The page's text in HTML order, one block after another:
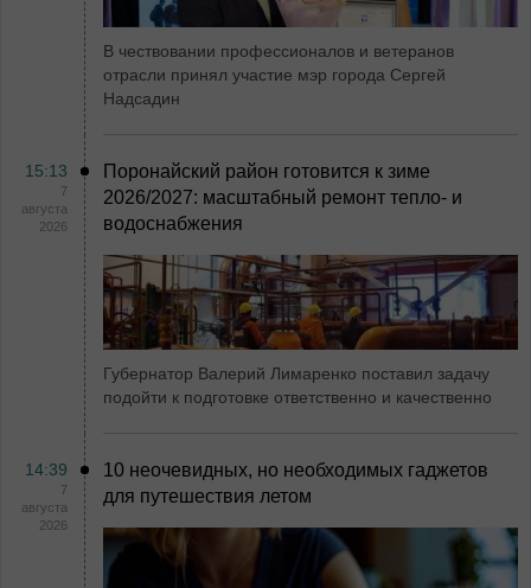
В чествовании профессионалов и ветеранов
отрасли принял участие мэр города Сергей
Надсадин
15:13
7
августа
2026
Поронайский район готовится к зиме
2026/2027: масштабный ремонт тепло- и
водоснабжения
Губернатор Валерий Лимаренко поставил задачу
подойти к подготовке ответственно и качественно
14:39
7
августа
2026
10 неочевидных, но необходимых гаджетов
для путешествия летом